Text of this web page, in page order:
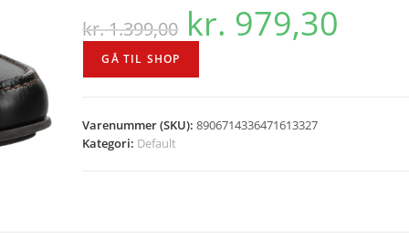
kr.1.399,00
Den
oprindelige
pris
kr. 979,30
GÅ TIL SHOP
Varenummer (SKU):8906714336471613327
Kategori: Default